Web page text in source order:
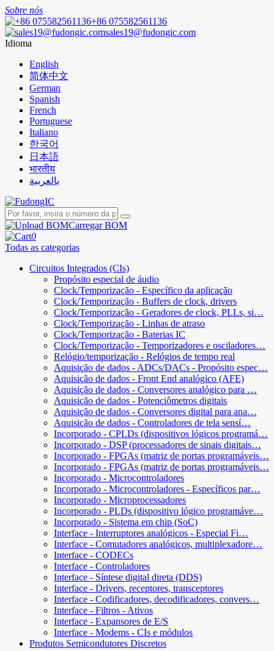
Sobre nós
+86 075582561136
sales19@fudongic.com
Idioma
English
简体中文
German
Spanish
French
Portuguese
Italiano
한국어
日本語
भारतीय
بالعربية
Carregar BOM
0
Todas as categorias
Circuitos Integrados (CIs)
Propósito especial de áudio
Clock/Temporização - Específico da aplicação
Clock/Temporização - Buffers de clock, drivers
Clock/Temporização - Geradores de clock, PLLs, si…
Clock/Temporização - Linhas de atraso
Clock/Temporização - Baterias IC
Clock/Temporização - Temporizadores e osciladores…
Relógio/temporização - Relógios de tempo real
Aquisição de dados - ADCs/DACs - Propósito espec…
Aquisição de dados - Front End analógico (AFE)
Aquisição de dados - Conversores analógico para …
Aquisição de dados - Potenciômetros digitais
Aquisição de dados - Conversores digital para ana…
Aquisição de dados - Controladores de tela sensí…
Incorporado - CPLDs (dispositivos lógicos programá…
Incorporado - DSP (processadores de sinais digitais…
Incorporado - FPGAs (matriz de portas programáveis…
Incorporado - FPGAs (matriz de portas programáveis…
Incorporado - Microcontroladores
Incorporado - Microcontroladores - Específicos par…
Incorporado - Microprocessadores
Incorporado - PLDs (dispositivo lógico programáve…
Incorporado - Sistema em chip (SoC)
Interface - Interruptores analógicos - Especial Fi…
Interface - Comutadores analógicos, multiplexadore…
Interface - CODECs
Interface - Controladores
Interface - Síntese digital direta (DDS)
Interface - Drivers, receptores, transceptores
Interface - Codificadores, decodificadores, convers…
Interface - Filtros - Ativos
Interface - Expansores de E/S
Interface - Modems - CIs e módulos
Produtos Semicondutores Discretos